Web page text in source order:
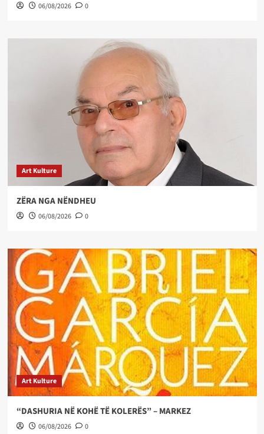
06/08/2026 0
Art Kulture
ZËRA NGA NËNDHEU
06/08/2026 0
Art Kulture
“DASHURIA NË KOHË TË KOLERËS” – MARKEZ
06/08/2026 0